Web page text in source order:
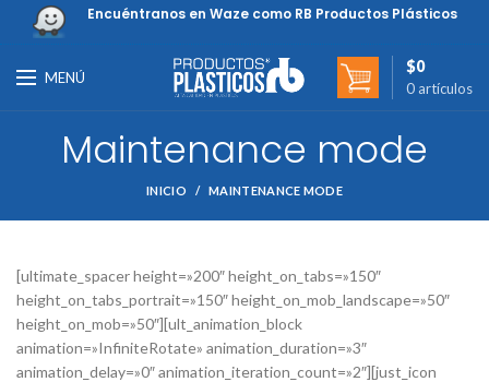
Encuéntranos en Waze como RB Productos Plásticos
MENÚ
0 artículos
$0
Maintenance mode
INICIO MAINTENANCE MODE
[ultimate_spacer height=»200″ height_on_tabs=»150″
height_on_tabs_portrait=»150″ height_on_mob_landscape=»50″
height_on_mob=»50″][ult_animation_block
animation=»InfiniteRotate» animation_duration=»3″
animation_delay=»0″ animation_iteration_count=»2″][just_icon